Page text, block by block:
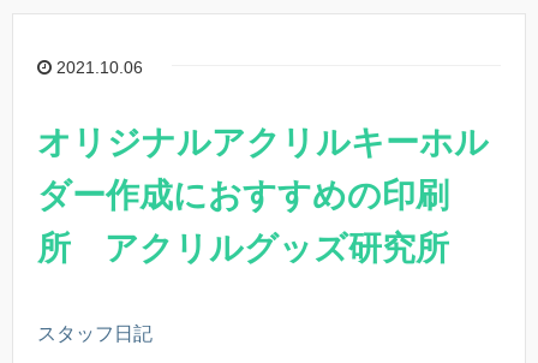
2021.10.06
オリジナルアクリルキーホル
ダー作成におすすめの印刷
所 アクリルグッズ研究所
スタッフ日記